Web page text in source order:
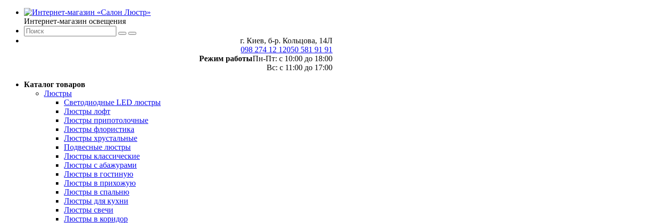
Интернет-магазин освещения
г. Киев, б-р. Кольцова, 14Л
098 274 12 12050 581 91 91
Режим работыПн-Пт: с 10:00 до 18:00
Вс: с 11:00 до 17:00
Каталог товаров
Люстры
Светодиодные LED люстры
Люстры лофт
Люстры припотолочные
Люстры флористика
Люстры хрустальные
Подвесные люстры
Люстры классические
Люстры с абажурами
Люстры в гостиную
Люстры в прихожую
Люстры в спальню
Люстры для кухни
Люстры свечи
Люстры в коридор